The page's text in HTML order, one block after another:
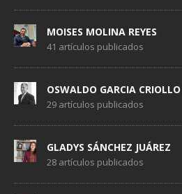
MOISES MOLINA REYES
41 artículos publicados
OSWALDO GARCIA CRIOLLO
29 artículos publicados
GLADYS SÁNCHEZ JUÁREZ
28 artículos publicados